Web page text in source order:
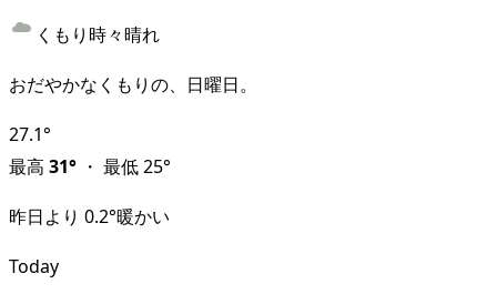
くもり時々晴れ
おだやかなくもりの、日曜日。
27.1°
最高 31° ・ 最低25°
昨日より 0.2°暖かい
Today